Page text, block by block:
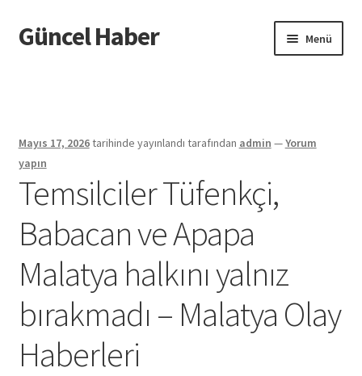
Dolaşıma
geç
İçeriğe
geç
Güncel Haber Menü
Mayıs 17, 2026tarihinde yayınlandı tarafından admin —Yorum
yapın
Temsilciler Tüfenkçi,
Babacan ve Apapa
Malatya halkını yalnız
bırakmadı – Malatya Olay
Haberleri